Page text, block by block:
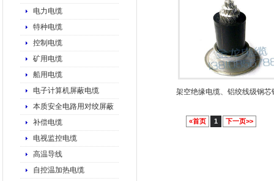
电力电缆
特种电缆
控制电缆
矿用电缆
船用电缆
电子计算机屏蔽电缆
本质安全电路用对绞屏蔽
补偿电缆
电视监控电缆
高温导线
自控温加热电缆
架空绝缘电缆、铝绞线级钢芯
«首页 1 下一页>>